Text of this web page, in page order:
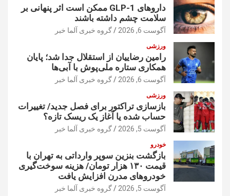
داروهای GLP-1 ممکن است اثر پنهانی بر
سلامت چشم داشته باشند
آگوست 6, 2026 گروه خبری آلما خبر
ورزشی
رامین رضاییان از استقلال جدا شد؛ پایان
همکاری ستاره ملی‌پوش با آبی‌ها
آگوست 6, 2026 گروه خبری آلما خبر
ورزشی
بازسازی تراکتور برای فصل جدید/ تغییرات
حساب شده یا آغاز یک ریسک تازه؟
آگوست 5, 2026 گروه خبری آلما خبر
خودرو
بازگشت بنزین سوپر وارداتی به تهران با
قیمت ۱۳۰ هزار تومان/ هزینه سوخت‌گیری
خودرو‌های مدرن افزایش یافت
آگوست 5, 2026 گروه خبری آلما خبر